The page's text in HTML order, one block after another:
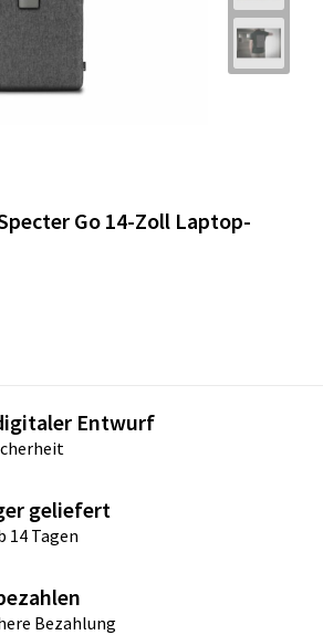
Go 14-Zoll Laptop-
Entwurf
geliefert
14 Tagen
Bezahlung